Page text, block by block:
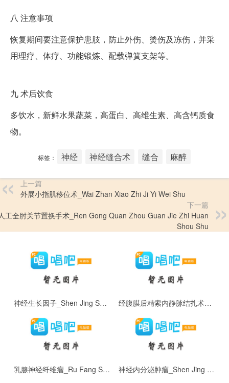
八 注意事项
恢复期间要注意保护患肢，防止外伤、烫伤及冻伤，并采
用理疗、体疗、功能锻炼、配载弹簧支架等。
九术后饮食
多饮水，新鲜水果蔬菜，高蛋白、高维生素、高含钙质食
物。
标签： 神经 神经缝合术 缝合 麻醉
上一篇
外展小指肌移位术_Wai Zhan Xiao Zhi Ji Yi Wei Shu
下一篇
工全肘关节置换手术_Ren Gong Quan Zhou Guan Jie Zhi Huan
Shou Shu
神经生长因子_Shen Jing Sheng Zhang Yin Zi 经腹膜后精索内静脉结扎术_Jing Fu Mo Hou Jing Suo Nei Jing Mai Jie Zha Shu
乳腺神经纤维瘤_Ru Fang Shen Jing Xian Wei Liu 神经内分泌肿瘤_Shen Jing Nei Fen Mi Zhong Liu